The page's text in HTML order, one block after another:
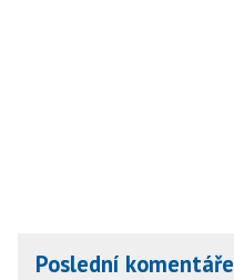
Poslední komentáře